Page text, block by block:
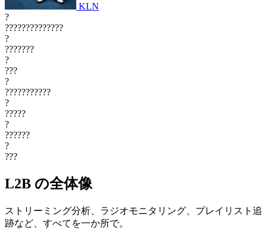
KLN
?
??????????????
?
???????
?
???
?
???????????
?
?????
?
??????
?
???
L2B の全体像
ストリーミング分析、ラジオモニタリング、プレイリスト追
跡など、すべてを一か所で。